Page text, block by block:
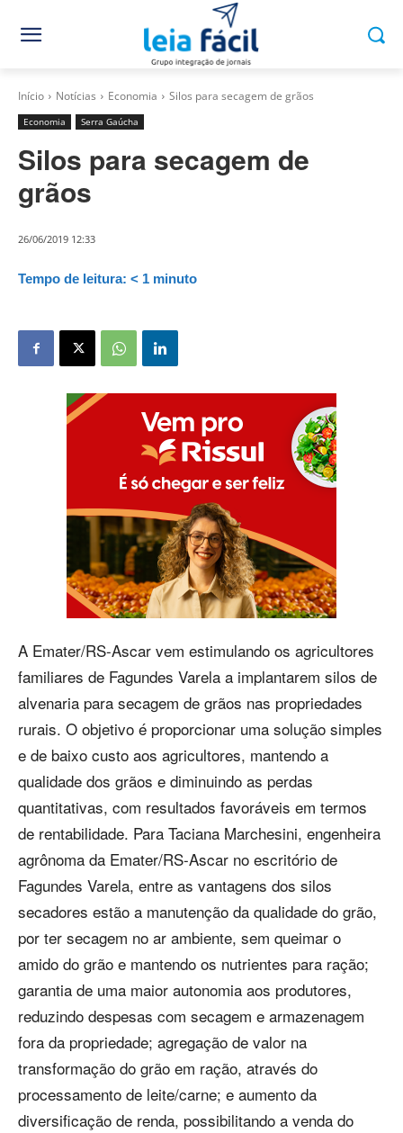
Início Notícias Economia Silos para secagem de grãos
Economia Serra Gaúcha
Silos para secagem de
grãos
26/06/2019 12:33
Tempo de leitura: < 1 minuto
A Emater/RS-Ascar vem estimulando os agricultores
familiares de Fagundes Varela a implantarem silos de
alvenaria para secagem de grãos nas propriedades
rurais. O objetivo é proporcionar uma solução simples
e de baixo custo aos agricultores, mantendo a
qualidade dos grãos e diminuindo as perdas
quantitativas, com resultados favoráveis em termos
de rentabilidade. Para Taciana Marchesini, engenheira
agrônoma da Emater/RS-Ascar no escritório de
Fagundes Varela, entre as vantagens dos silos
secadores estão a manutenção da qualidade do grão,
por ter secagem no ar ambiente, sem queimar o
amido do grão e mantendo os nutrientes para ração;
garantia de uma maior autonomia aos produtores,
reduzindo despesas com secagem e armazenagem
fora da propriedade; agregação de valor na
transformação do grão em ração, através do
processamento de leite/carne; e aumento da
diversificação de renda, possibilitando a venda do